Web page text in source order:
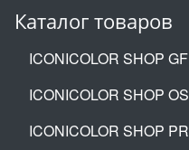
Каталог товаров
ICONICOLOR SHOP GF
ICONICOLOR SHOP OS
ICONICOLOR SHOP PR